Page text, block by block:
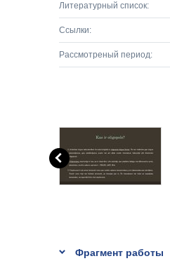
Литературный список:
Ссылки:
Рассмотреный период:
Фрагмент работы